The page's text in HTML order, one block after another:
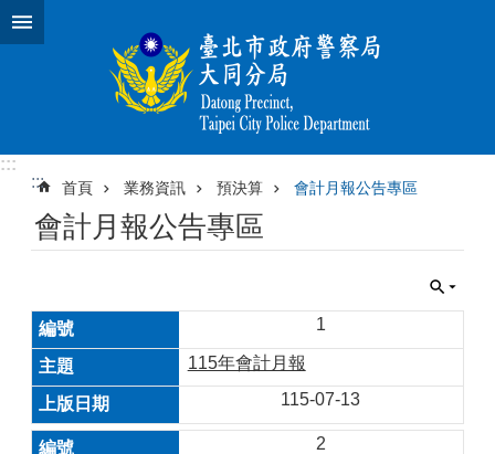
跳到主要內容區塊
:::
:::
首頁 業務資訊 預決算 會計月報公告專區
會計月報公告專區
1
115年會計月報
115-07-13
2